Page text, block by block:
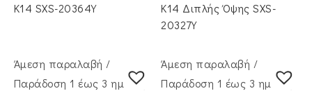
Κ14 SXS-20364Y
Κ14 Διπλής Όψης SXS-
20327Y
Άμεση παραλαβή /
Παράδoση 1 έως 3 ημέρες
Άμεση παραλαβή /
Παράδoση 1 έως 3 ημέρες